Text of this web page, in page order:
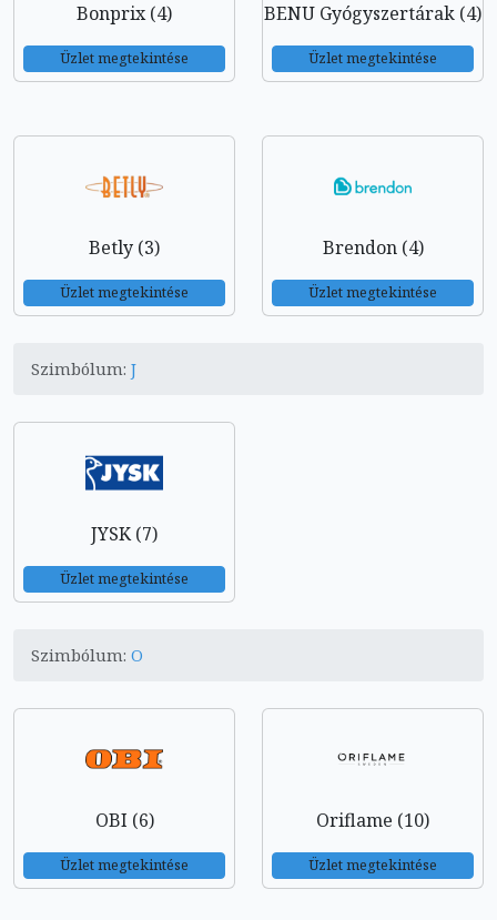
Bonprix (4)
Üzlet megtekintése
BENU Gyógyszertárak (4)
Üzlet megtekintése
Betly (3)
Üzlet megtekintése
Brendon (4)
Üzlet megtekintése
Szimbólum: J
JYSK (7)
Üzlet megtekintése
Szimbólum: O
OBI (6)
Üzlet megtekintése
Oriflame (10)
Üzlet megtekintése